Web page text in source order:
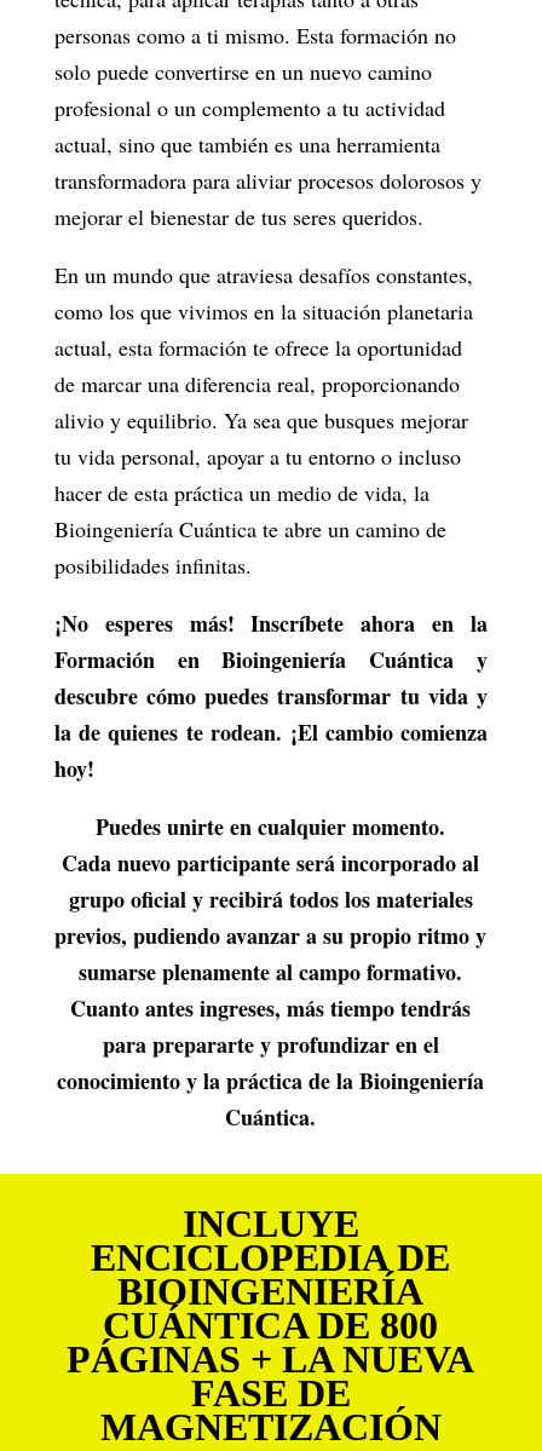
personas como a ti mismo. Esta formación no
solo puede convertirse en un nuevo camino
profesional o un complemento a tu actividad
actual, sino que también es una herramienta
transformadora para aliviar procesos dolorosos y
mejorar el bienestar de tus seres queridos.
En un mundo que atraviesa desafíos constantes,
como los que vivimos en la situación planetaria
actual, esta formación te ofrece la oportunidad
de marcar una diferencia real, proporcionando
alivio y equilibrio. Ya sea que busques mejorar
tu vida personal, apoyar a tu entorno o incluso
hacer de esta práctica un medio de vida, la
Bioingeniería Cuántica te abre un camino de
posibilidades infinitas.
¡No esperes más! Inscríbete ahora en la
Formación en Bioingeniería Cuántica y
descubre cómo puedes transformar tu vida y
la de quienes te rodean. ¡El cambio comienza
hoy!
Puedes unirte en cualquier momento.
Cada nuevo participante será incorporado al
grupo oficial y recibirá todos los materiales
previos, pudiendo avanzar a su propio ritmo y
sumarse plenamente al campo formativo.
Cuanto antes ingreses, más tiempo tendrás
para prepararte y profundizar en el
conocimiento y la práctica de la Bioingeniería
Cuántica.
INCLUYE
ENCICLOPEDIA DE
BIOINGENIERÍA
CUÁNTICA DE 800
PÁGINAS + LA NUEVA
FASE DE
MAGNETIZACIÓN